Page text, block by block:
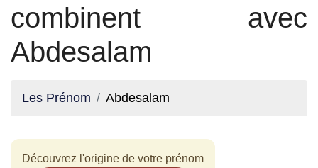
combinent avec
Abdesalam
Les Prénom Abdesalam
Découvrez l'origine de votre prénom